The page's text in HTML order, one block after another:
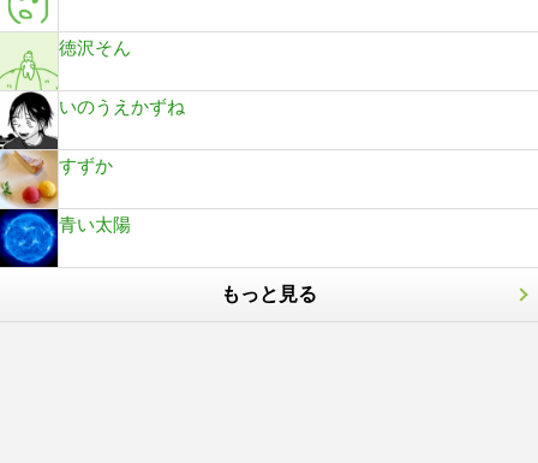
徳沢そん
いのうえかずね
すずか
青い太陽
もっと見る